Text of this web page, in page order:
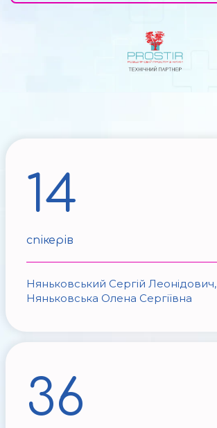
14
спікерів
Няньковський Сергій Леонідович,
Няньковська Олена Сергіївна
36